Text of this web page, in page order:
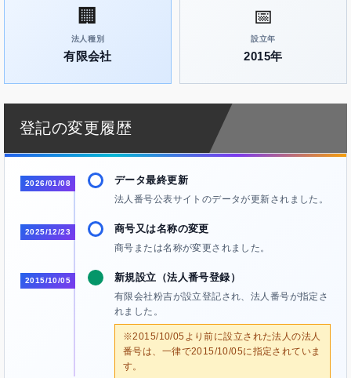
🏢
法人種別
有限会社
📅
設立年
2015年
登記の変更履歴
2026/01/08 データ最終更新
法人番号公表サイトのデータが更新されました。
2025/12/23 商号又は名称の変更
商号または名称が変更されました。
2015/10/05 新規設立（法人番号登録）
有限会社粉吉が設立登記され、法人番号が指定さ
れました。
※2015/10/05より前に設立された法人の法人
番号は、一律で2015/10/05に指定されていま
す。